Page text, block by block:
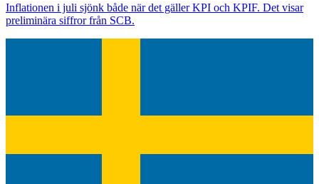
Inflationen i juli sjönk både när det gäller KPI och KPIF. Det visar
preliminära siffror från SCB.